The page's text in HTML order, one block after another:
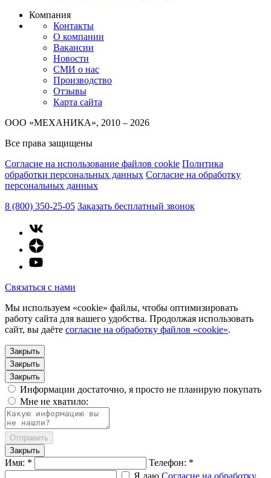
Компания
Контакты
О компании
Вакансии
Новости
СМИ о нас
Производство
Отзывы
Карта сайта
ООО «МЕХАНИКА», 2010 – 2026
Все права защищены
Согласие на использование файлов cookie Политика
обработки персональных данных Согласие на обработку
персональных данных
8 (800) 350-25-05 Заказать бесплатный звонок
Связаться с нами
Мы используем «cookie» файлы, чтобы оптимизировать
работу сайта для вашего удобства. Продолжая использовать
сайт, вы даёте согласие на обработку файлов «cookie».
Закрыть
Закрыть
Закрыть
Информации достаточно, я просто не планирую покупать
Мне не хватило:
Отправить
Закрыть
Имя: *
Телефон: *
Я даю Согласие на обработку